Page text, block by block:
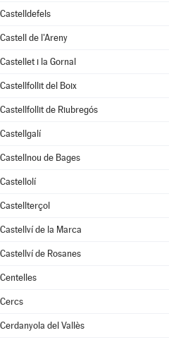
Castelldefels
Castell de l'Areny
Castellet i la Gornal
Castellfollit del Boix
Castellfollit de Riubregós
Castellgalí
Castellnou de Bages
Castellolí
Castellterçol
Castellví de la Marca
Castellví de Rosanes
Centelles
Cercs
Cerdanyola del Vallès